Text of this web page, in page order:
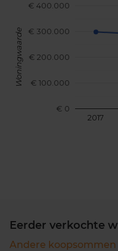
2017
€ 0
€ 100.000
€ 200.000
€ 300.000
€ 400.000
Woningwaarde
Eerder verkochte
Andere